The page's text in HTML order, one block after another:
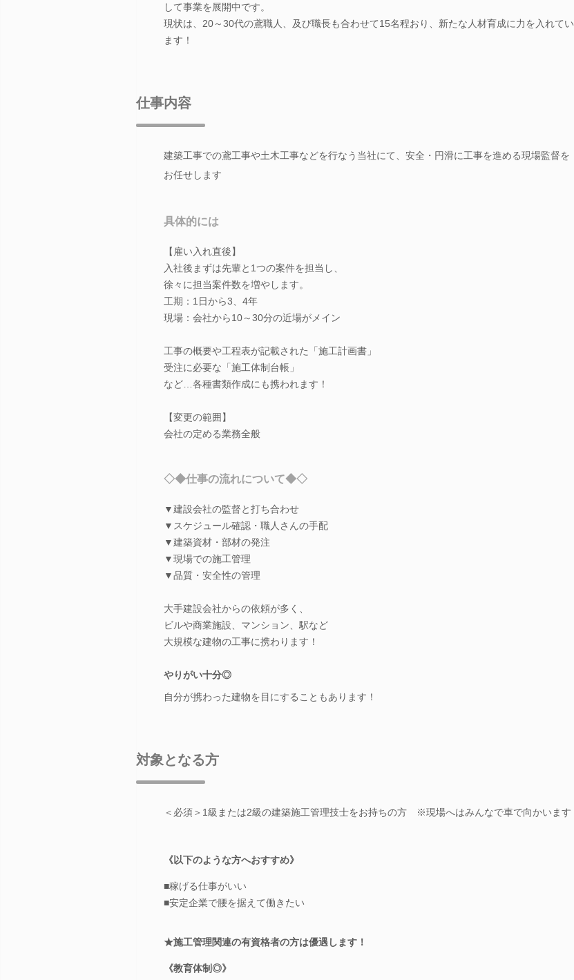
して事業を展開中です。
現状は、20～30代の鳶職人、及び職長も合わせて15名程おり、新たな人材育成に力を入れてい
ます！
仕事内容
建築工事での鳶工事や土木工事などを行なう当社にて、安全・円滑に工事を進める現場監督を
お任せします
具体的には
【雇い入れ直後】
入社後まずは先輩と1つの案件を担当し、
徐々に担当案件数を増やします。
工期：1日から3、4年
現場：会社から10～30分の近場がメイン
工事の概要や工程表が記載された「施工計画書」
受注に必要な「施工体制台帳」
など…各種書類作成にも携われます！
【変更の範囲】
会社の定める業務全般
◇◆仕事の流れについて◆◇
▼建設会社の監督と打ち合わせ
▼スケジュール確認・職人さんの手配
▼建築資材・部材の発注
▼現場での施工管理
▼品質・安全性の管理
大手建設会社からの依頼が多く、
ビルや商業施設、マンション、駅など
大規模な建物の工事に携わります！
やりがい十分◎
自分が携わった建物を目にすることもあります！
対象となる方
＜必須＞1級または2級の建築施工管理技士をお持ちの方 ※現場へはみんなで車で向かいます
《以下のような方へおすすめ》
■稼げる仕事がいい
■安定企業で腰を据えて働きたい
★施工管理関連の有資格者の方は優遇します！
《教育体制◎》